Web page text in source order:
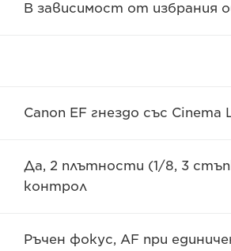
В зависимост от избрания
Canon EF гнездо със Cinema
Да, 2 плътности (1/8, 3
контрол
Ръчен фокус, AF при